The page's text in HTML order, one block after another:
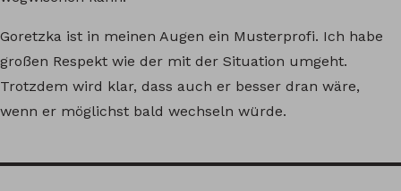
Goretzka ist in meinen Augen ein Musterprofi. Ich habe
großen Respekt wie der mit der Situation umgeht.
Trotzdem wird klar, dass auch er besser dran wäre,
wenn er möglichst bald wechseln würde.